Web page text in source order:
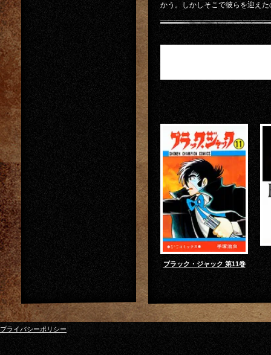
かう。しかしそこで彼らを迎え
ブラック・ジャック 第11巻
プライバシーポリシー